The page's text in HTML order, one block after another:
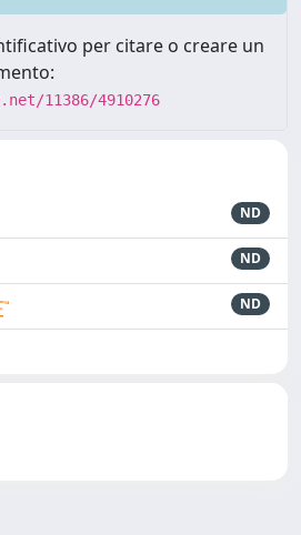
per citare o creare un
11386/4910276
ND
ND
ND